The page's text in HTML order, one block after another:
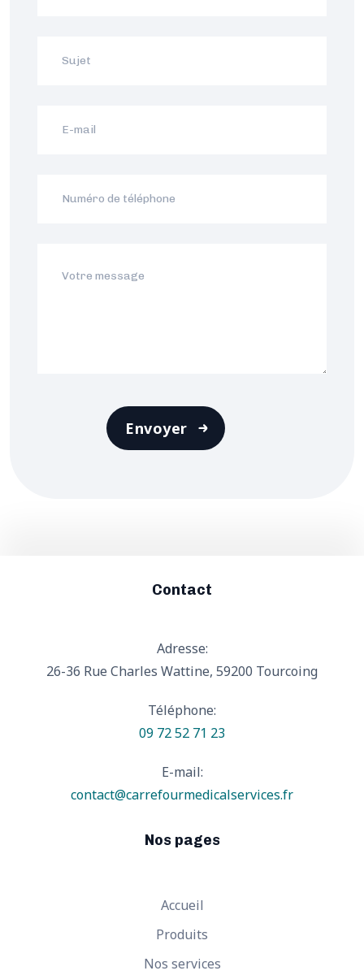
Envoyer
Contact
Adresse:
26-36 Rue Charles Wattine, 59200 Tourcoing
Téléphone:
09 72 52 71 23
E-mail:
contact@carrefourmedicalservices.fr
Nos pages
Accueil
Produits
Nos services